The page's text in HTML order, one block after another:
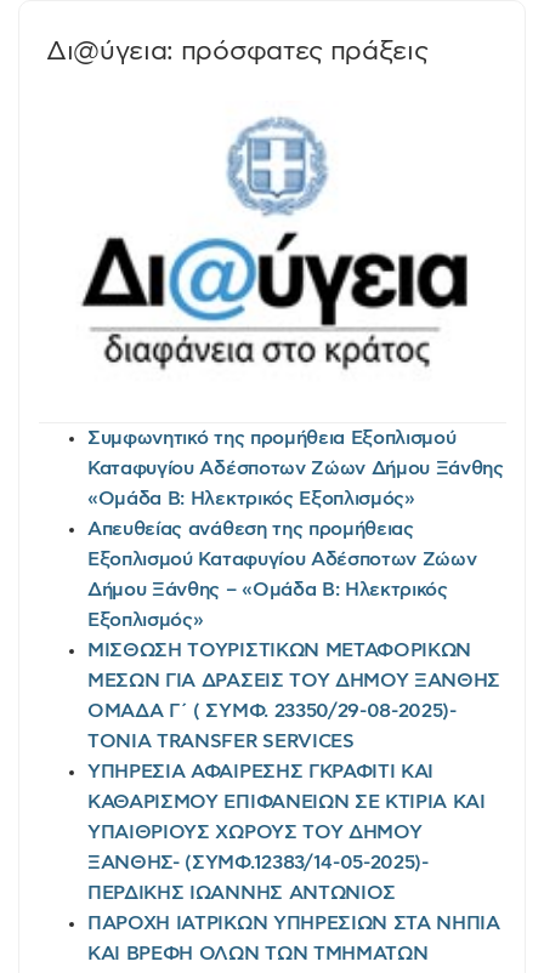
Δι@ύγεια: πρόσφατες πράξεις
Συμφωνητικό της προμήθεια Εξοπλισμού
Καταφυγίου Αδέσποτων Ζώων Δήμου Ξάνθης
«Ομάδα Β: Ηλεκτρικός Εξοπλισμός»
Απευθείας ανάθεση της προμήθειας
Εξοπλισμού Καταφυγίου Αδέσποτων Ζώων
Δήμου Ξάνθης – «Ομάδα Β: Ηλεκτρικός
Εξοπλισμός»
ΜΙΣΘΩΣΗ ΤΟΥΡΙΣΤΙΚΩΝ ΜΕΤΑΦΟΡΙΚΩΝ
ΜΕΣΩΝ ΓΙΑ ΔΡΑΣΕΙΣ ΤΟΥ ΔΗΜΟΥ ΞΑΝΘΗΣ
ΟΜΑΔΑ Γ΄ ( ΣΥΜΦ. 23350/29-08-2025)-
TONIA TRANSFER SERVICES
ΥΠΗΡΕΣΙΑ ΑΦΑΙΡΕΣΗΣ ΓΚΡΑΦΙΤΙ ΚΑΙ
ΚΑΘΑΡΙΣΜΟΥ ΕΠΙΦΑΝΕΙΩΝ ΣΕ ΚΤΙΡΙΑ ΚΑΙ
ΥΠΑΙΘΡΙΟΥΣ ΧΩΡΟΥΣ ΤΟΥ ΔΗΜΟΥ
ΞΑΝΘΗΣ- (ΣΥΜΦ.12383/14-05-2025)-
ΠΕΡΔΙΚΗΣ ΙΩΑΝΝΗΣ ΑΝΤΩΝΙΟΣ
ΠΑΡΟΧΗ ΙΑΤΡΙΚΩΝ ΥΠΗΡΕΣΙΩΝ ΣΤΑ ΝΗΠΙΑ
ΚΑΙ ΒΡΕΦΗ ΟΛΩΝ ΤΩΝ ΤΜΗΜΑΤΩΝ